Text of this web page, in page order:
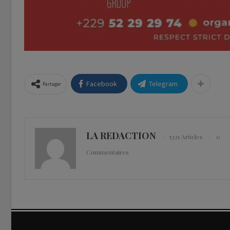
Partager Facebook Telegram
LA REDACTION 5321 Articles
0
Commentaires